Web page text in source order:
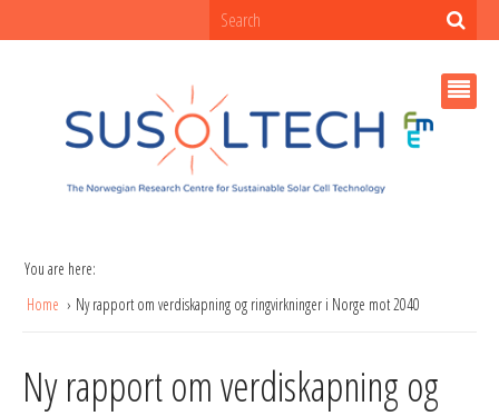
You are here:
Home
Ny rapport om verdiskapning og ringvirkninger i Norge mot 2040
Ny rapport om verdiskapning og